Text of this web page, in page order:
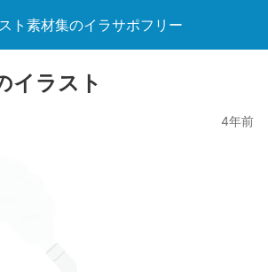
ト素材集のイラサポフリー
イラスト
4年前